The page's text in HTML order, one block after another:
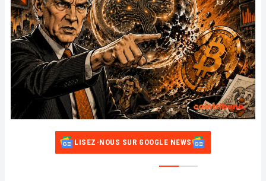
LISEZ-NOUS SUR GOOGLE NEWS